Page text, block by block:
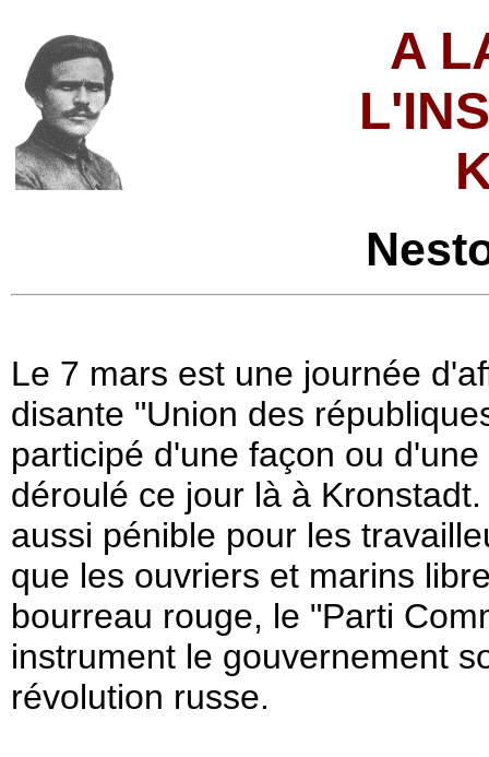
A
Le 7 mars est une journée
disante "Union des
participé d'une façon ou
déroulé ce jour là à
aussi pénible pour les
que les ouvriers et marins
bourreau rouge, le "Parti
instrument le gouvernement
révolution russe.